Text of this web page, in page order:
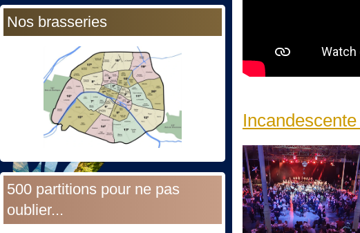
Nos brasseries
500 partitions pour ne pas
oublier...